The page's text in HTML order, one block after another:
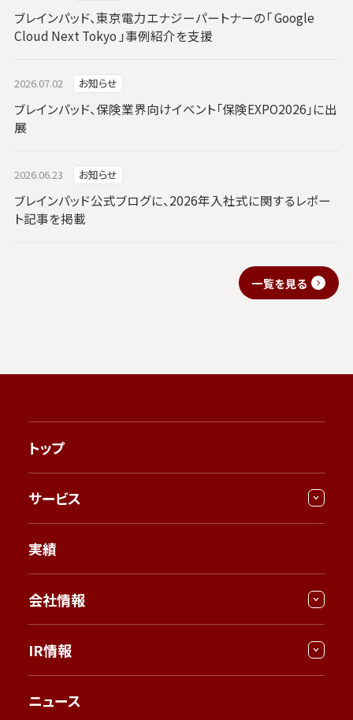
ブレインパッド、東京電力エナジーパートナーの「 Google
Cloud Next Tokyo 」事例紹介を支援
2026.07.02 お知らせ
ブレインパッド、保険業界向けイベント「保険EXPO2026」に出
展
2026.06.23 お知らせ
ブレインパッド公式ブログに、2026年入社式に関するレポー
ト記事を掲載
一覧を見る
トップ
サービス
実績
会社情報
IR情報
ニュース